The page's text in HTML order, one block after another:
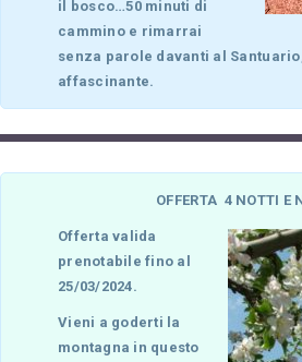
il bosco…50 minuti di
cammino e rimarrai
senza parole davanti al
affascinante.
OFFERTA 4 NOTTI E
Offerta valida
prenotabile fino al
25/03/2024.
Vieni a goderti la
montagna in questo